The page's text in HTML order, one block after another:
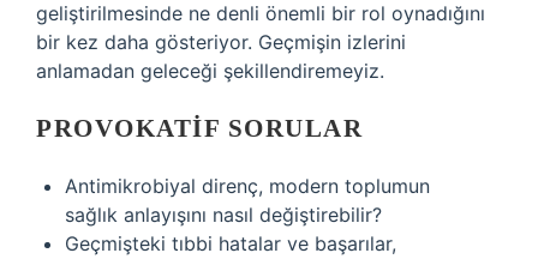
geliştirilmesinde ne denli önemli bir rol oynadığını
bir kez daha gösteriyor. Geçmişin izlerini
anlamadan geleceği şekillendiremeyiz.
PROVOKATIF SORULAR
Antimikrobiyal direnç, modern toplumun
sağlık anlayışını nasıl değiştirebilir?
Geçmişteki tıbbi hatalar ve başarılar,